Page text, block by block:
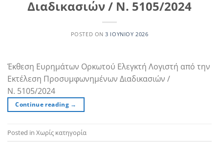
Διαδικασιών / Ν. 5105/2024
POSTED ON3 ΙΟΥΝΊΟΥ 2026
Έκθεση Ευρημάτων Ορκωτού Ελεγκτή Λογιστή από την
Εκτέλεση Προσυμφωνημένων Διαδικασιών /
Ν. 5105/2024
Continue reading →
Posted in Χωρίς κατηγορία